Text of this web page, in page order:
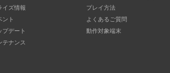
イズ情報
ント
プデート
テナンス
プレイ方法
よくあるご質問
動作対象端末